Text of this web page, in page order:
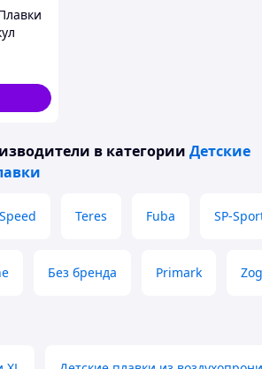
в категории Детские
Teres Fuba SP-
Без бренда Primark